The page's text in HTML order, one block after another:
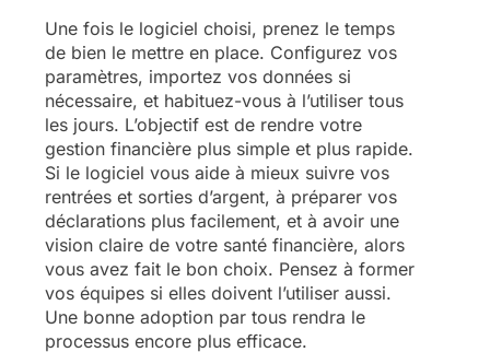
Une fois le logiciel choisi, prenez le temps
de bien le mettre en place. Configurez vos
paramètres, importez vos données si
nécessaire, et habituez-vous à l’utiliser tous
les jours. L’objectif est de rendre votre
gestion financière plus simple et plus rapide.
Si le logiciel vous aide à mieux suivre vos
rentrées et sorties d’argent, à préparer vos
déclarations plus facilement, et à avoir une
vision claire de votre santé financière, alors
vous avez fait le bon choix. Pensez à former
vos équipes si elles doivent l’utiliser aussi.
Une bonne adoption par tous rendra le
processus encore plus efficace.